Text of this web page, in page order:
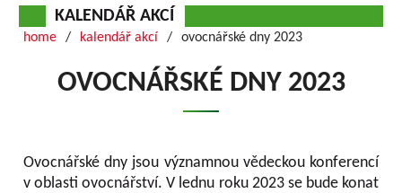
KALENDÁŘ AKCÍ
home kalendář akcí ovocnářské dny 2023
OVOCNÁŘSKÉ DNY 2023
Ovocnářské dny jsou významnou vědeckou konferencí
v oblasti ovocnářství. V lednu roku 2023 se bude konat